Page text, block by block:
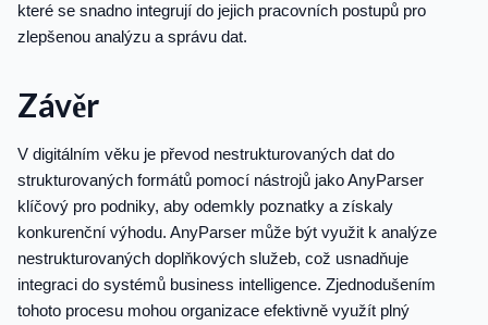
které se snadno integrují do jejich pracovních postupů pro
zlepšenou analýzu a správu dat.
Závěr
V digitálním věku je převod nestrukturovaných dat do
strukturovaných formátů pomocí nástrojů jako AnyParser
klíčový pro podniky, aby odemkly poznatky a získaly
konkurenční výhodu. AnyParser může být využit k analýze
nestrukturovaných doplňkových služeb, což usnadňuje
integraci do systémů business intelligence. Zjednodušením
tohoto procesu mohou organizace efektivně využít plný